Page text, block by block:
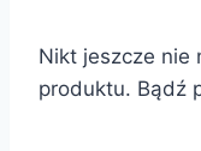
Nikt jeszcze nie
produktu. Bądź